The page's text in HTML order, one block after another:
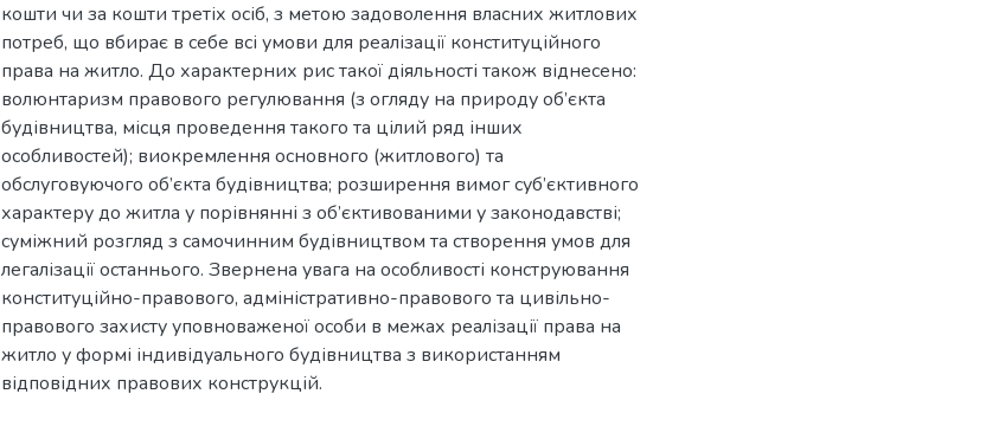
кошти чи за кошти третіх осіб, з метою задоволення власних житлових
потреб, що вбирає в себе всі умови для реалізації конституційного
права на житло. До характерних рис такої діяльності також віднесено:
волюнтаризм правового регулювання (з огляду на природу об’єкта
будівництва, місця проведення такого та цілий ряд інших
особливостей); виокремлення основного (житлового) та
обслуговуючого об’єкта будівництва; розширення вимог суб’єктивного
характеру до житла у порівнянні з об’єктивованими у законодавстві;
суміжний розгляд з самочинним будівництвом та створення умов для
легалізації останнього. Звернена увага на особливості конструювання
конституційно-правового, адміністративно-правового та цивільно-
правового захисту уповноваженої особи в межах реалізації права на
житло у формі індивідуального будівництва з використанням
відповідних правових конструкцій.